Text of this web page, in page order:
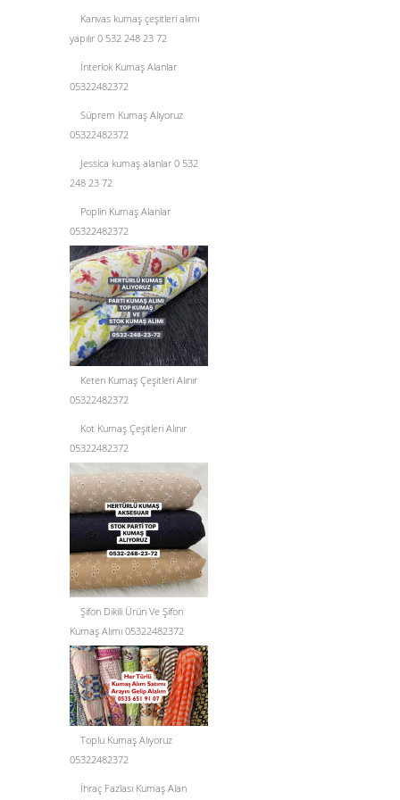
Kanvas kumaş çeşitleri alımı
yapılır 0 532 248 23 72
İnterlok Kumaş Alanlar
05322482372
Süprem Kumaş Alıyoruz
05322482372
Jessica kumaş alanlar 0 532
248 23 72
Poplin Kumaş Alanlar
05322482372
Keten Kumaş Çeşitleri Alınır
05322482372
Kot Kumaş Çeşitleri Alınır
05322482372
Şifon Dikili Ürün Ve Şifon
Kumaş Alımı 05322482372
Toplu Kumaş Alıyoruz
05322482372
İhraç Fazlası Kumaş Alan